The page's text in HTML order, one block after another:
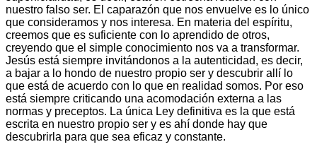
nuestro falso ser. El caparazón que nos envuelve es lo único
que consideramos y nos interesa. En materia del espíritu,
creemos que es suficiente con lo aprendido de otros,
creyendo que el simple conocimiento nos va a transformar.
Jesús está siempre invitándonos a la autenticidad, es decir,
a bajar a lo hondo de nuestro propio ser y descubrir allí lo
que está de acuerdo con lo que en realidad somos. Por eso
está siempre criticando una acomodación externa a las
normas y preceptos. La única Ley definitiva es la que está
escrita en nuestro propio ser y es ahí donde hay que
descubrirla para que sea eficaz y constante.